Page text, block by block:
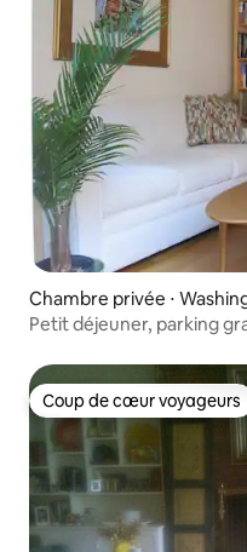
Chambre privée ⋅
Petit déjeuner, parking
Coup de cœur voyageurs
Coup de cœur voyageurs